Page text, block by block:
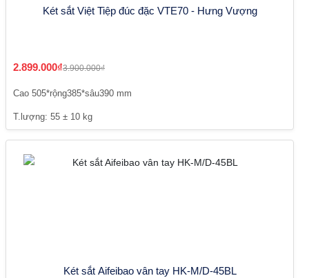
Két sắt Việt Tiệp đúc đặc VTE70 - Hưng Vượng
2.899.000₫3.900.000₫
Cao 505*rộng385*sâu390 mm
T.lượng: 55 ± 10 kg
Két sắt Aifeibao vân tay HK-M/D-45BL